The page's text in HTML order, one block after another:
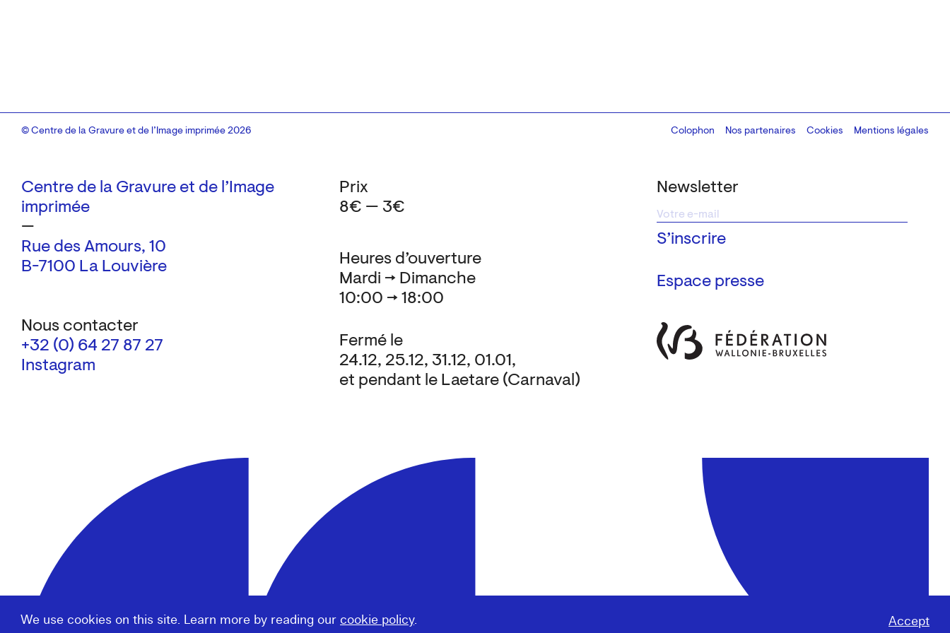
We use cookies on this site. Learn more by reading our cookie policy. Accept
Centre de la Gravure et de l’Image
imprimée
—
Rue des Amours, 10
B-7100 La Louvière
Nous contacter
+32 (0) 64 27 87 27
Instagram
Newsletter
Espace presse
Heures d’ouverture
Mardi → Dimanche
10:00 → 18:00
Fermé le
24.12, 25.12, 31.12, 01.01,
et pendant le Laetare (Carnaval)
Prix
8€ — 3€
© Centre de la Gravure et de l’Image imprimée 2026 Colophon
Design:Marcel Kaczmarek, code:8080.studio
Nos partenaires Cookies Mentions légales